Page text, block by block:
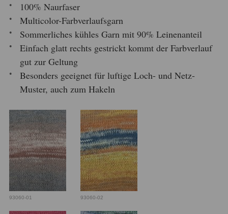
100% Naurfaser
Multicolor-Farbverlaufsgarn
Sommerliches kühles Garn mit 90% Leinenanteil
Einfach glatt rechts gestrickt kommt der Farbverlauf
gut zur Geltung
Besonders geeignet für luftige Loch- und Netz-
Muster, auch zum Hakeln
93060-01 93060-02